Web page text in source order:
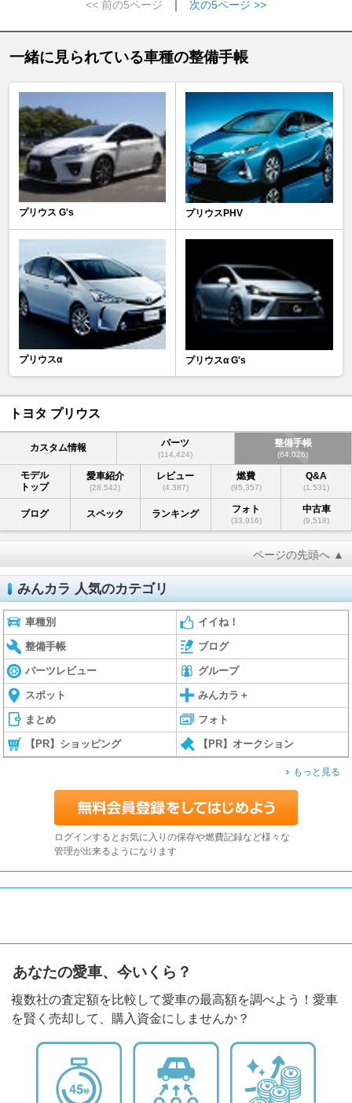
<< 前の5ページ ｜ 次の5ページ >>
一緒に見られている車種の整備手帳
プリウス G's プリウスPHV
プリウスα プリウスα G's
トヨタ プリウス
カスタム情報 パーツ
(114,424)
整備手帳
(64,026)
モデル
トップ
愛車紹介
(28,542)
レビュー
(4,387)
燃費
(95,357)
Q&A
(1,531)
ブログ スペック ランキング フォト
(33,916)
中古車
(9,518)
ページの先頭へ ▲
みんカラ 人気のカテゴリ
車種別 イイね！
整備手帳 ブログ
パーツレビュー グループ
スポット みんカラ＋
まとめ フォト
【PR】ショッピング 【PR】オークション
もっと見る
ログインするとお気に入りの保存や燃費記録など様々な
管理が出来るようになります
あなたの愛車、今いくら？
複数社の査定額を比較して愛車の最高額を調べよう！愛車
を賢く売却して、購入資金にしませんか？